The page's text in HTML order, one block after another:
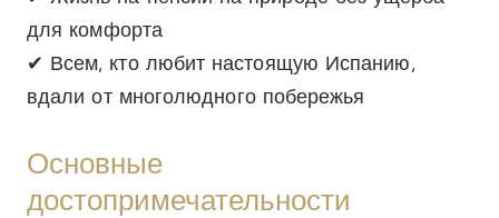
для комфорта
✔ Всем, кто любит настоящую Испанию,
вдали от многолюдного побережья
Основные
достопримечательности